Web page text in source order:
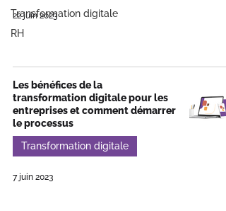
Transformation digitale
RH
22 juin 2023
Les bénéfices de la
transformation digitale pour les
entreprises et comment démarrer
le processus
Transformation digitale
7 juin 2023